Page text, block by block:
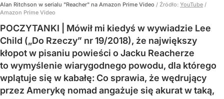
Alan Ritchson w serialu "Reacher" na Amazon Prime Video / Źródło: YouTube /
Amazon Prime Video
POCZYTANKI | Mówił mi kiedyś w wywiadzie Lee
Child („Do Rzeczy” nr 19/2018), że największy
kłopot w pisaniu powieści o Jacku Reacherze
to wymyślenie wiarygodnego powodu, dla którego
wplątuje się w kabałę: Co sprawia, że wędrujący
przez Amerykę nomad angażuje się akurat w taką,